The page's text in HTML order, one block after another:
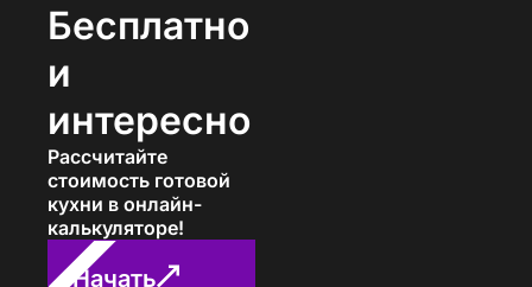
Компания «ПавМа» предлагает широкий
ассортимент кухонь со стандартными размерами
шкафчиков, выполненных из качественных
материалов. Мы разрабатываем индивидуальные
проекты, чтобы каждая кухня отражала ваш стиль
и отвечала всем требованиям комфорта и
практичности.
Преимущества кухонь с
стандартными размерами
Бесплатно
и
интересно
Рассчитайте
стоимость готовой
кухни в онлайн-
калькуляторе!
Начать